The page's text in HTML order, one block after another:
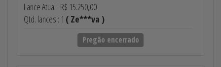
Lance Atual : R$ 15.250,00
Qtd. lances : 1 ( Ze***va )
Pregão encerrado